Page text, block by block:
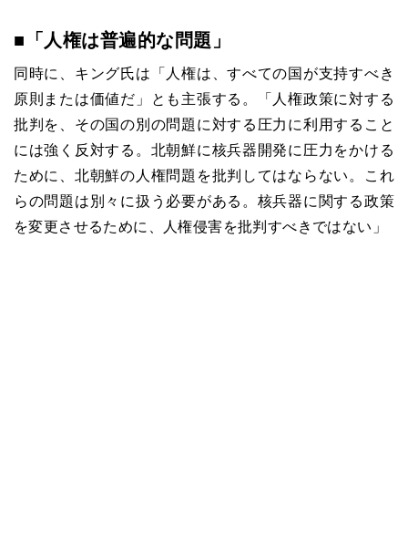
■「人権は普遍的な問題」
同時に、キング氏は「人権は、すべての国が支持すべき
原則または価値だ」とも主張する。「人権政策に対する
批判を、その国の別の問題に対する圧力に利用すること
には強く反対する。北朝鮮に核兵器開発に圧力をかける
ために、北朝鮮の人権問題を批判してはならない。これ
らの問題は別々に扱う必要がある。核兵器に関する政策
を変更させるために、人権侵害を批判すべきではない」